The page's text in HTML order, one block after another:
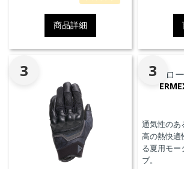
できます。また、防水の内ポケ
ット、EN17092クラスA認証、パ
ンツと接続可能なファスナーを
備えています。
商品詳細
できます
ット、
ンツと接
備えてい
3 3
通気性のあ
高の熱快適
る夏用モー
ブ。